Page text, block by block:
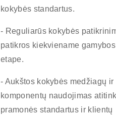
kokybės standartus.
- Reguliarūs kokybės
patikros kiekviename gamybos
etape.
- Aukštos kokybės medžiagų ir
komponentų naudojimas
pramonės standartus ir klientų